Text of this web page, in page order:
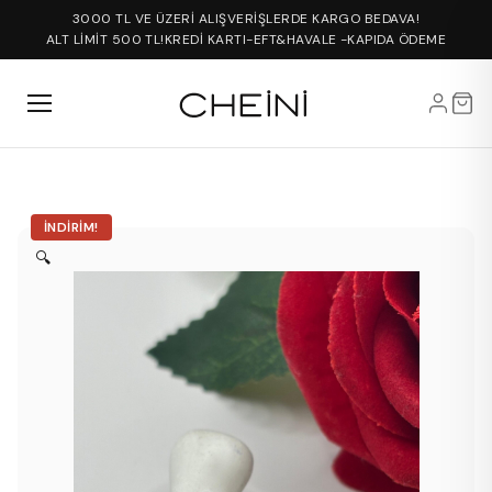
3000 TL VE ÜZERİ ALIŞVERİŞLERDE KARGO BEDAVA!
ALT LİMİT 500 TL!KREDİ KARTI-EFT&HAVALE -KAPIDA ÖDEME
İNDIRIM!
🔍